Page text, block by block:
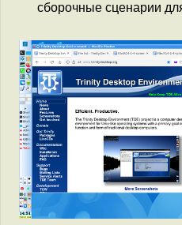
сборочные сценарии